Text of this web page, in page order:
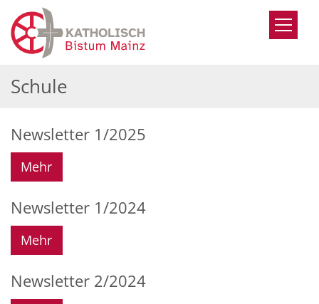
Zum Inhalt springen
Schule
Newsletter 1/2025
Mehr
Newsletter 1/2024
Mehr
Newsletter 2/2024